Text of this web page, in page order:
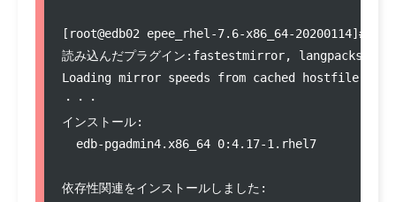
[root@edb02 epee_rhel-7.6-x86_64-20200114]#
読み込んだプラグイン:fastestmirror, langpacks
Loading mirror speeds from cached hostfile
・・・
インストール:
edb-
依存性関連をインストールしました: